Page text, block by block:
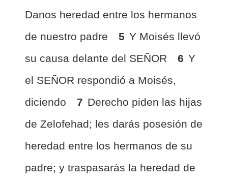
Danos heredad entre los hermanos
de nuestro padre
5 Y Moisés llevó
su causa delante del SEÑOR
6 Y
el SEÑOR respondió a Moisés,
diciendo
7 Derecho piden las hijas
de Zelofehad; les darás posesión de
heredad entre los hermanos de su
padre; y traspasarás la heredad de